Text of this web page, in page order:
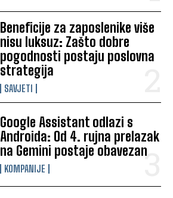
Beneficije za zaposlenike više
nisu luksuz: Zašto dobre
pogodnosti postaju poslovna
strategija
SAVJETI
Google Assistant odlazi s
Androida: Od 4. rujna prelazak
na Gemini postaje obavezan
KOMPANIJE